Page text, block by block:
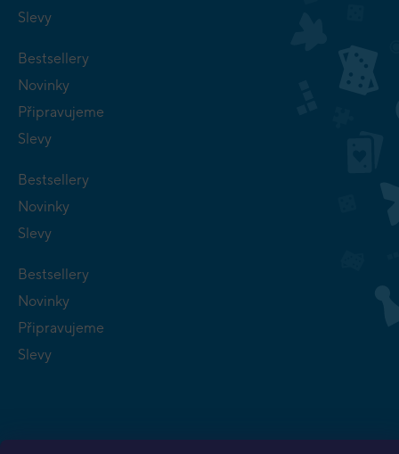
Slevy
Bestsellery
Novinky
Připravujeme
Slevy
Bestsellery
Novinky
Slevy
Bestsellery
Novinky
Připravujeme
Slevy